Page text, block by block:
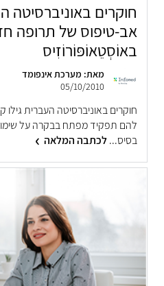
חוקרים באוניברסיטה
אב-טיפוס של תרופה
באוֹסְטֵאוֹפּוֹרוֹזִיס
מאת: מערכת אינפומד
05/10/2010
חוקרים באוניברסיטה העברית
להם תפקיד מפתח בבקרה על
בסיס...לכתבה המלאה